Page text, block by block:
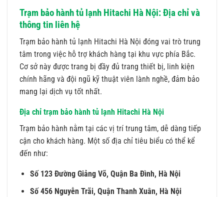
Trạm bảo hành tủ lạnh Hitachi Hà Nội: Địa chỉ và
thông tin liên hệ
Trạm bảo hành tủ lạnh Hitachi Hà Nội đóng vai trò trung
tâm trong việc hỗ trợ khách hàng tại khu vực phía Bắc.
Cơ sở này được trang bị đầy đủ trang thiết bị, linh kiện
chính hãng và đội ngũ kỹ thuật viên lành nghề, đảm bảo
mang lại dịch vụ tốt nhất.
Địa chỉ trạm bảo hành tủ lạnh Hitachi Hà Nội
Trạm bảo hành nằm tại các vị trí trung tâm, dễ dàng tiếp
cận cho khách hàng. Một số địa chỉ tiêu biểu có thể kể
đến như:
Số 123 Đường Giảng Võ, Quận Ba Đình, Hà Nội
Số 456 Nguyễn Trãi, Quận Thanh Xuân, Hà Nội